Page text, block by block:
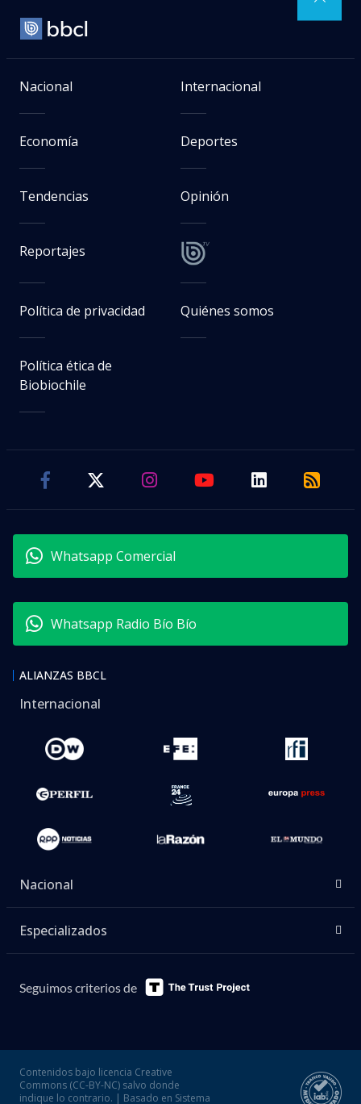
Nacional Internacional
Economía Deportes
Tendencias Opinión
Reportajes
Política de privacidad Quiénes somos
Política ética de
Biobiochile
Whatsapp Comercial
Whatsapp Radio Bío Bío
ALIANZAS BBCL
Internacional
Nacional
Especializados
Seguimos criterios de
Contenidos bajo licencia Creative
Commons (CC-BY-NC) salvo donde
indique lo contrario. | Basado en Sistema